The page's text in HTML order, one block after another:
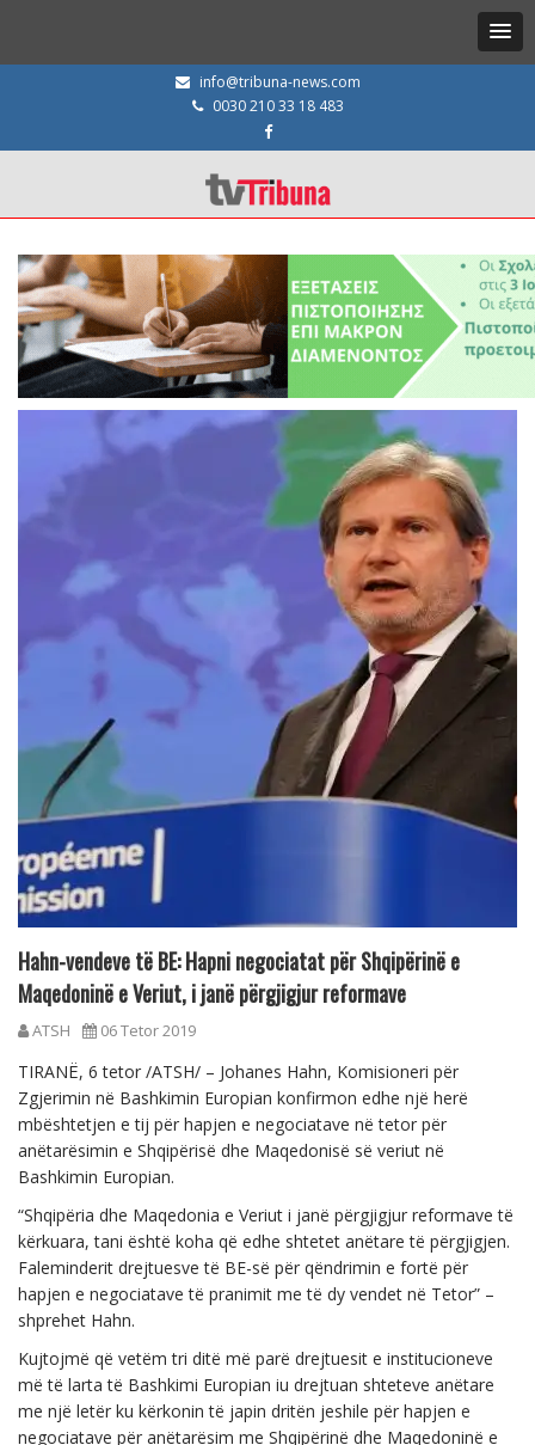
info@tribuna-news.com
0030 210 33 18 483
Hahn-vendeve të BE: Hapni negociatat për Shqipërinë e
Maqedoninë e Veriut, i janë përgjigjur reformave
ATSH 06 Tetor 2019
TIRANË, 6 tetor /ATSH/ – Johanes Hahn, Komisioneri për
Zgjerimin në Bashkimin Europian konfirmon edhe një herë
mbështetjen e tij për hapjen e negociatave në tetor për
anëtarësimin e Shqipërisë dhe Maqedonisë së veriut në
Bashkimin Europian.
“Shqipëria dhe Maqedonia e Veriut i janë përgjigjur reformave të
kërkuara, tani është koha që edhe shtetet anëtare të përgjigjen.
Faleminderit drejtuesve të BE-së për qëndrimin e fortë për
hapjen e negociatave të pranimit me të dy vendet në Tetor” –
shprehet Hahn.
Kujtojmë që vetëm tri ditë më parë drejtuesit e institucioneve
më të larta të Bashkimi Europian iu drejtuan shteteve anëtare
me një letër ku kërkonin të japin dritën jeshile për hapjen e
negociatave për anëtarësim me Shqipërinë dhe Maqedoninë e